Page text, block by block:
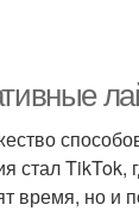
стал
время, но и